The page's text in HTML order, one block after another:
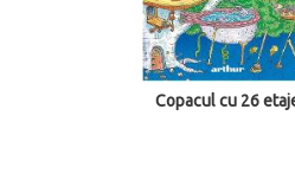
Copacul cu 65 de